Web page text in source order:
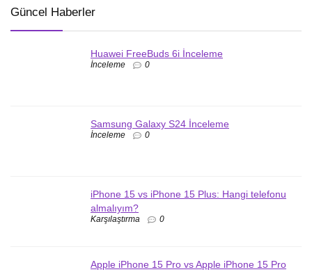
Güncel Haberler
Huawei FreeBuds 6i İnceleme
İnceleme 0
Samsung Galaxy S24 İnceleme
İnceleme 0
iPhone 15 vs iPhone 15 Plus: Hangi telefonu
almalıyım?
Karşılaştırma 0
Apple iPhone 15 Pro vs Apple iPhone 15 Pro